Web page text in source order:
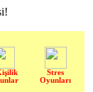
Stres
Oyunları